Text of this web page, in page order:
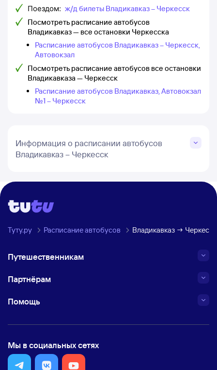
Поездом: ж/д билеты Владикавказ – Черкесск
Посмотреть расписание автобусов
Владикавказ — все остановки Черкесска
Расписание автобусов Владикавказ – Черкесск,
Автовокзал
Посмотреть расписание автобусов все остановки
Владикавказа — Черкесск
Расписание автобусов Владикавказ, Автовокзал
№1 – Черкесск
Информация о расписании автобусов
Владикавказ – Черкесск
Туту.ру Расписание автобусов Владикавказ → Черкесск
Путешественникам
Партнёрам
Помощь
Мы в социальных сетях